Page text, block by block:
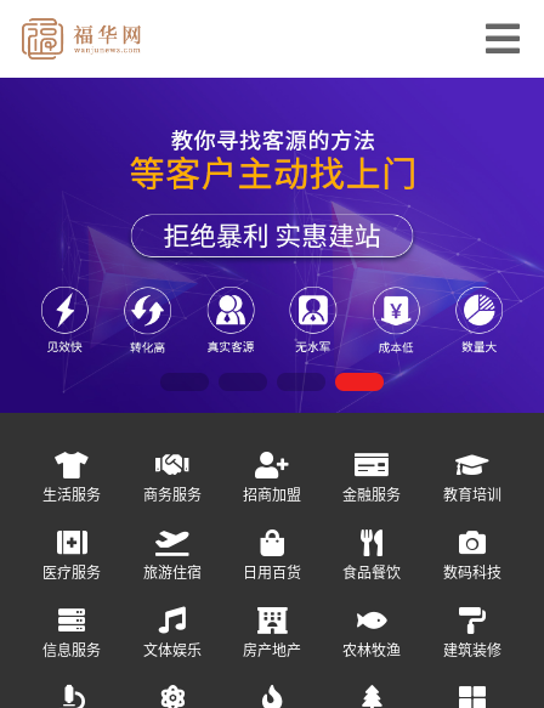
生活服务 商务服务 招商加盟 金融服务 教育培训
医疗服务 旅游住宿 日用百货 食品餐饮 数码科技
信息服务 文体娱乐 房产地产 农林牧渔 建筑装修